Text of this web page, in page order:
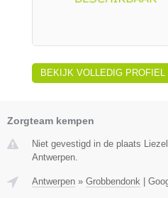
BEKIJK VOLLEDIG PROFIEL
Zorgteam kempen
Niet gevestigd in de plaats
Antwerpen.
Antwerpen » Grobbendonk